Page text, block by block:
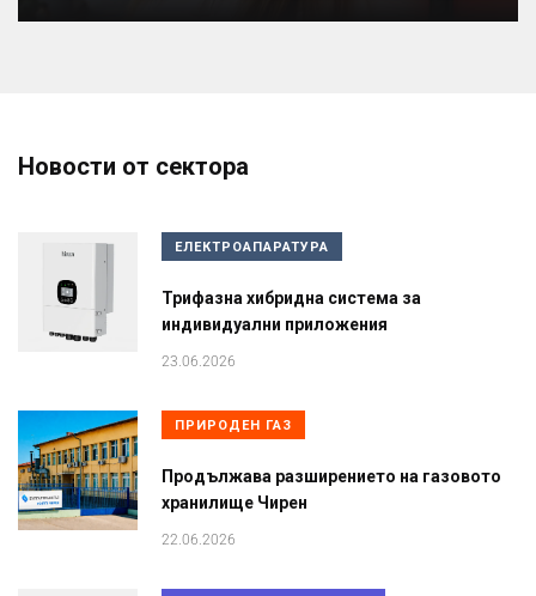
Новости от сектора
ЕЛЕКТРОАПАРАТУРА
Трифазна хибридна система за
индивидуални приложения
23.06.2026
ПРИРОДЕН ГАЗ
Продължава разширението на газовото
хранилище Чирен
22.06.2026